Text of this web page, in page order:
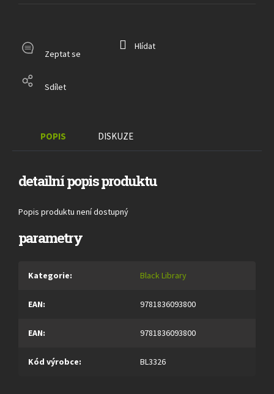
Zeptat se
Hlídat
Sdílet
POPIS DISKUZE
detailní popis produktu
Popis produktu není dostupný
parametry
Kategorie: Black Library
EAN: 9781836093800
EAN: 9781836093800
Kód výrobce: BL3326